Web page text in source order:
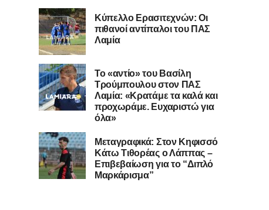
Κύπελλο Ερασιτεχνών: Οι
πιθανοί αντίπαλοι του ΠΑΣ
Λαμία
Το «αντίο» του Βασίλη
Τρούμπουλου στον ΠΑΣ
Λαμία: «Κρατάμε τα καλά και
προχωράμε. Ευχαριστώ για
όλα»
Μεταγραφικά: Στον Κηφισσό
Κάτω Τιθορέας ο Λάππας –
Επιβεβαίωση για το “Διπλό
Μαρκάρισμα”